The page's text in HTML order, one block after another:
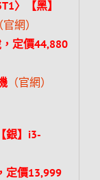
〉【黑】
網）
定價44,880
（官網）
銀】i3-
定價13,999